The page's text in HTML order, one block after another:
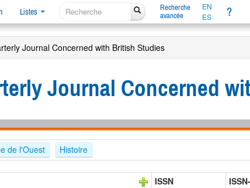
Listes
Recherche
avancée
EN
ES
?
Journal Concerned with British Studies
Journal Concerned
de l'Ouest Histoire
ISSN